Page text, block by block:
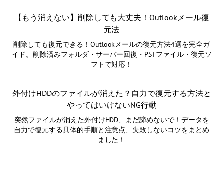
【もう消えない】削除しても大丈夫！Outlookメール復
元法
削除しても復元できる！Outlookメールの復元方法4選を完全ガ
イド。削除済みフォルダ・サーバー回復・PSTファイル・復元ソ
フトで対応！
外付けHDDのファイルが消えた？自力で復元する方法と
やってはいけないNG行動
突然ファイルが消えた外付けHDD、まだ諦めないで！データを
自力で復元する具体的手順と注意点、失敗しないコツをまとめ
ました！